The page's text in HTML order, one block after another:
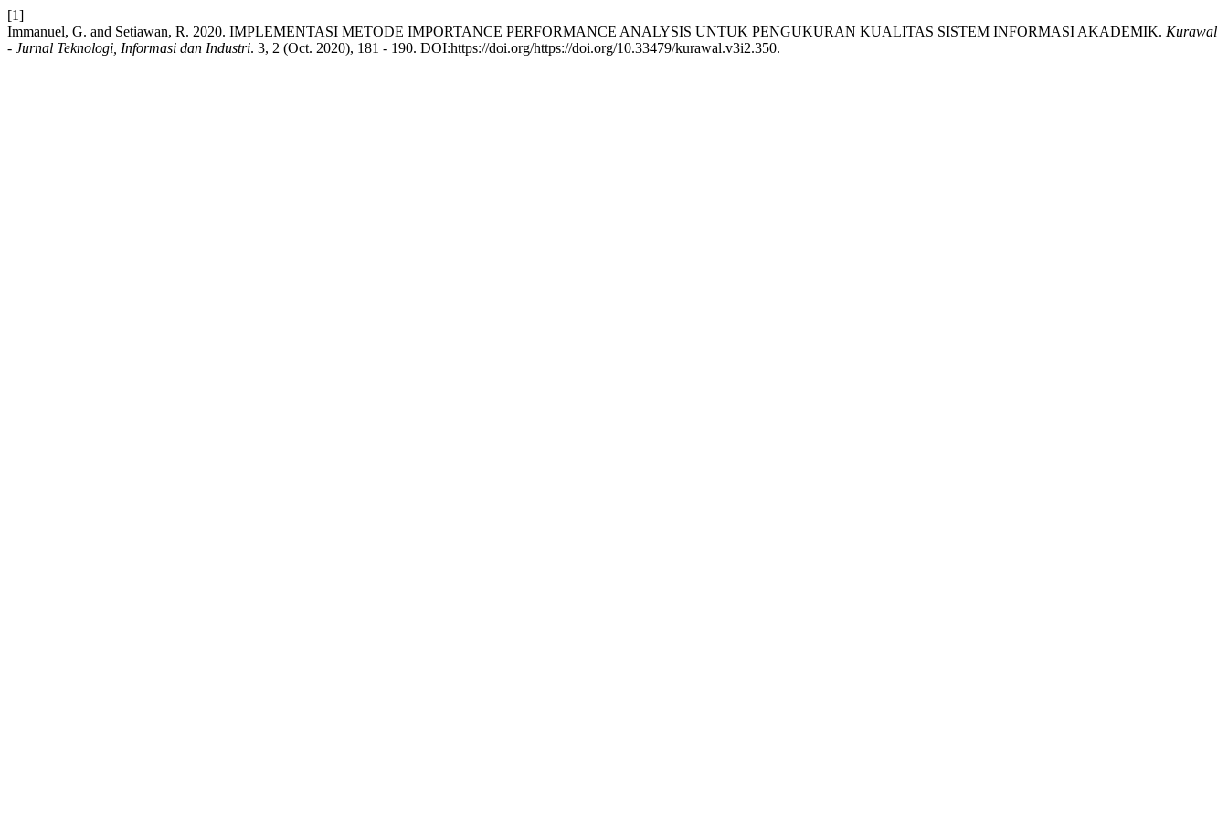
[1]
Immanuel, G. and Setiawan, R. 2020. IMPLEMENTASI METODE IMPORTANCE PERFORMANCE ANALYSIS UNTUK PENGUKURAN KUALITAS SISTEM INFORMASI AKADEMIK. Kurawal
- Jurnal Teknologi, Informasi dan Industri. 3, 2 (Oct. 2020), 181 - 190. DOI:https://doi.org/https://doi.org/10.33479/kurawal.v3i2.350.